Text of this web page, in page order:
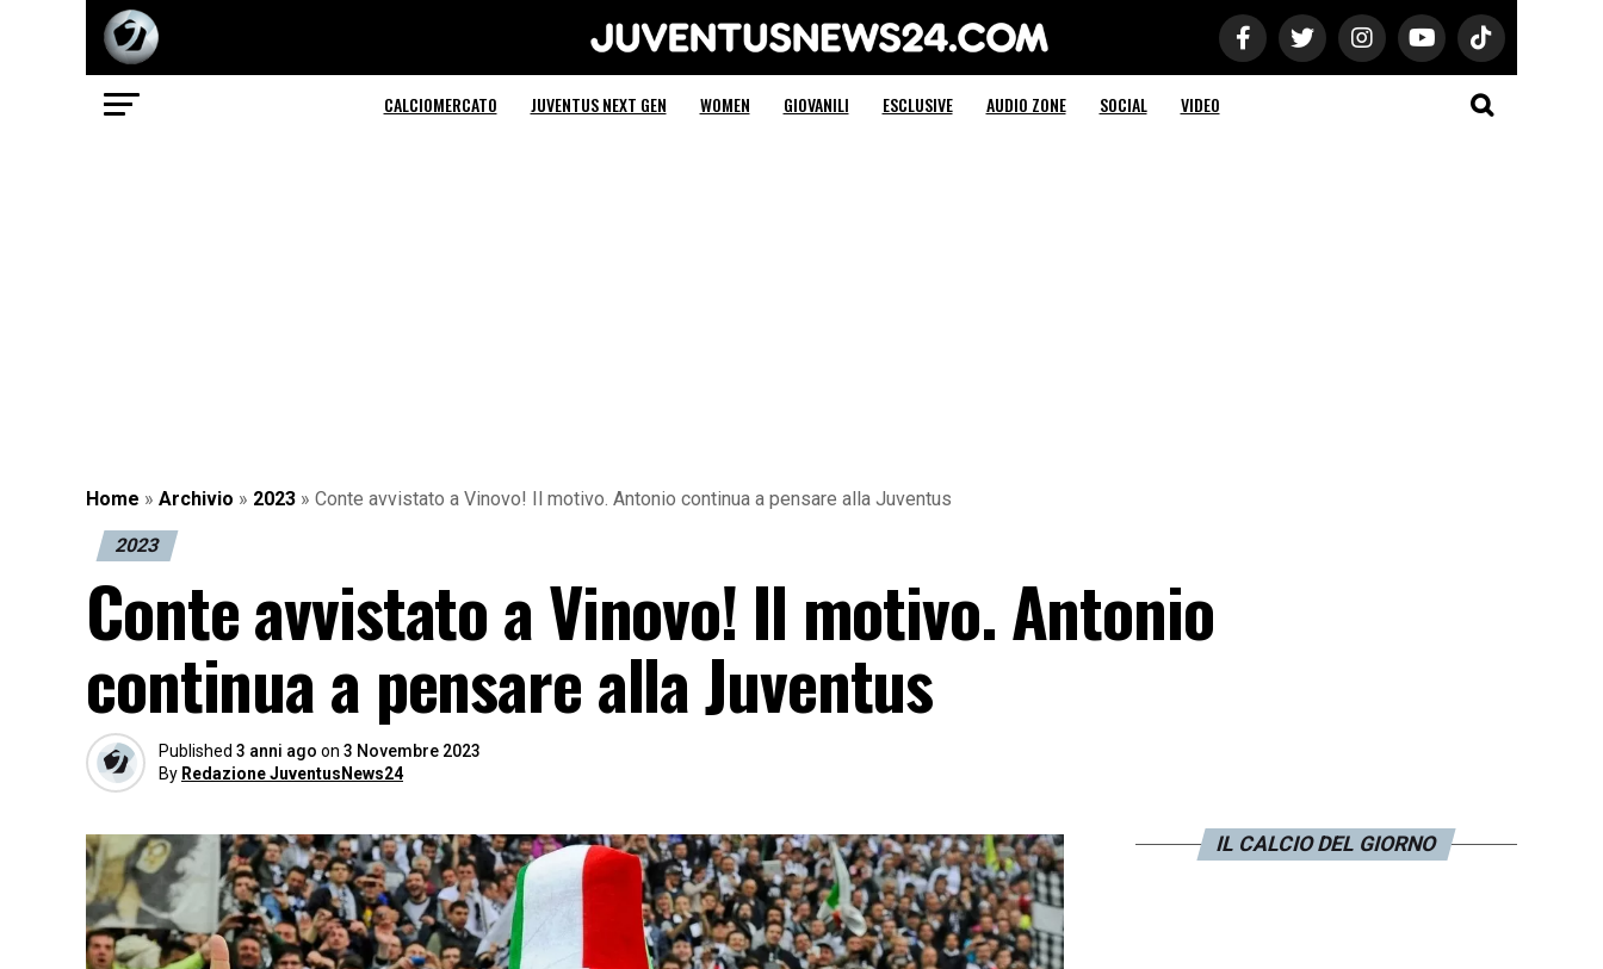
Juventus News 24
CALCIOMERCATO JUVENTUS NEXT GEN WOMEN GIOVANILI ESCLUSIVE AUDIO ZONE SOCIAL VIDEO
Home » Archivio » 2023 » Conte avvistato a Vinovo! Il motivo. Antonio continua a pensare alla Juventus
2023
Conte avvistato a Vinovo! Il motivo. Antonio
continua a pensare alla Juventus
Published 3 anni ago on 3 Novembre 2023
By Redazione JuventusNews24
IL CALCIO DEL GIORNO